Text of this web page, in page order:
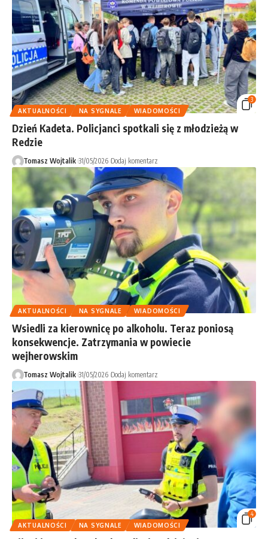
3
AKTUALNOŚCI
NA SYGNALE WIADOMOŚCI
Dzień Kadeta. Policjanci spotkali się z młodzieżą w
Redzie
Tomasz Wojtalik 31/05/2026 Dodaj komentarz
AKTUALNOŚCI NA SYGNALE WIADOMOŚCI
Wsiedli za kierownicę po alkoholu. Teraz poniosą
konsekwencje. Zatrzymania w powiecie
wejherowskim
Tomasz Wojtalik 31/05/2026 Dodaj komentarz
4
AKTUALNOŚCI
NA SYGNALE WIADOMOŚCI